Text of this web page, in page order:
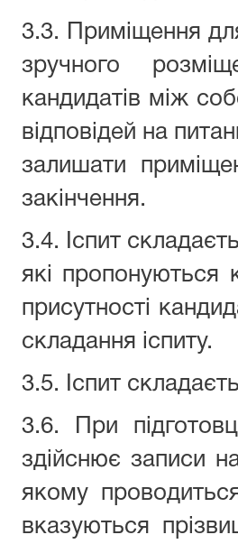
3.3. Приміщення
зручного
кандидатів між
відповідей на
залишати
закінчення.
3.4. Іспит
які пропонуються
присутності
складання іспиту.
3.5. Іспит
3.6. При
здійснює записи
якому
вказуються